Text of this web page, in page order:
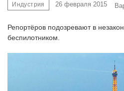
Индустрия 26 февраля 2015
Репортёров подозревают в
беспилотником.